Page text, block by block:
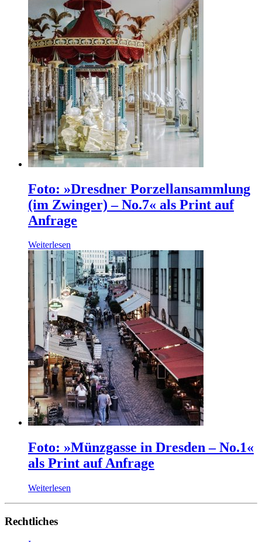
Foto: »Dresdner Porzellansammlung
(im Zwinger) – No.7« als Print auf
Anfrage
Weiterlesen
Foto: »Münzgasse in Dresden – No.1«
als Print auf Anfrage
Weiterlesen
Rechtliches